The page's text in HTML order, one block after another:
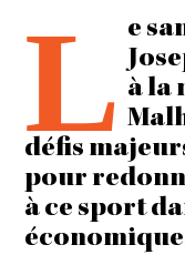
L e
à la
défis
pour
à ce sport